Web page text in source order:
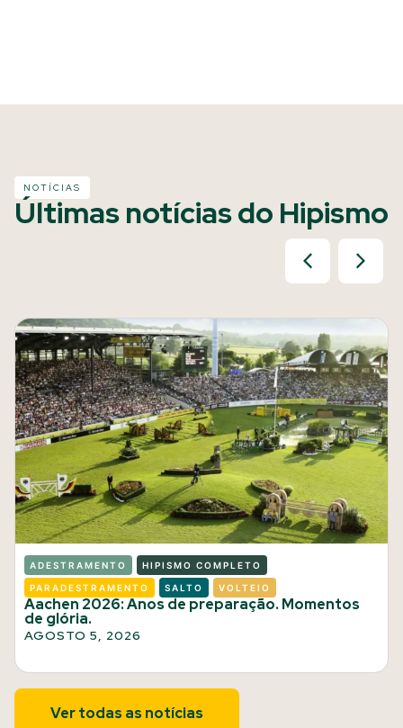
NOTÍCIAS
Últimas notícias do Hipismo
ADESTRAMENTO HIPISMO COMPLETO
PARADESTRAMENTO SALTO VOLTEIO
Aachen 2026: Anos de preparação. Momentos
de glória.
AGOSTO 5, 2026
Ver todas as notícias